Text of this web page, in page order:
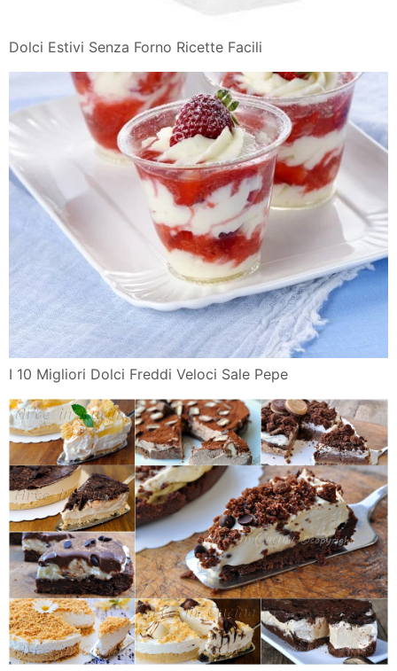
Dolci Estivi Senza Forno Ricette Facili
I 10 Migliori Dolci Freddi Veloci Sale Pepe